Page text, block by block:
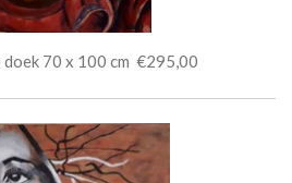
70 x 100 cm €295,00